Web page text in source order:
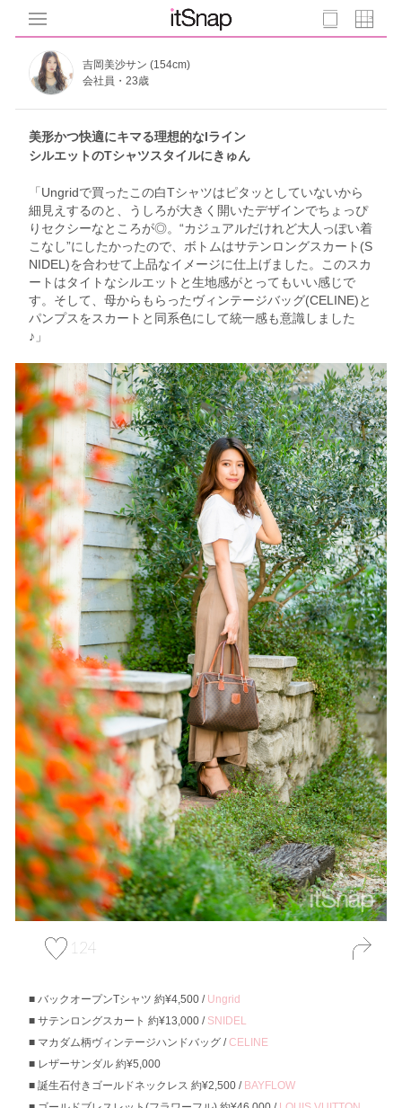
吉岡美沙サン (154cm)
会社員・23歳
美形かつ快適にキマる理想的なIライン
シルエットのTシャツスタイルにきゅん
「Ungridで買ったこの白Tシャツはピタッとしていないから
細見えするのと、うしろが大きく開いたデザインでちょっぴ
りセクシーなところが◎。“カジュアルだけれど大人っぽい着
こなし”にしたかったので、ボトムはサテンロングスカート(S
NIDEL)を合わせて上品なイメージに仕上げました。このスカ
ートはタイトなシルエットと生地感がとってもいい感じで
す。そして、母からもらったヴィンテージバッグ(CELINE)と
パンプスをスカートと同系色にして統一感も意識しました
♪」
124
バックオープンTシャツ 約¥4,500 / Ungrid
サテンロングスカート 約¥13,000 / SNIDEL
マカダム柄ヴィンテージハンドバッグ /CELINE
レザーサンダル 約¥5,000
誕生石付きゴールドネックレス 約¥2,500 / BAYFLOW